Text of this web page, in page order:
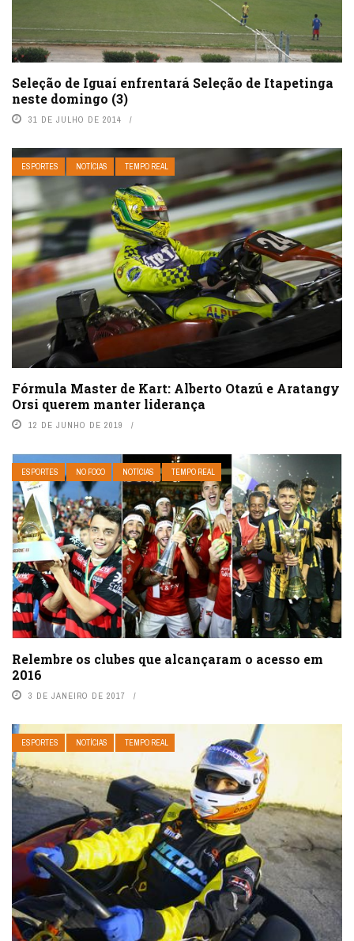
Seleção de Iguaí enfrentará Seleção de Itapetinga
neste domingo (3)
31 DE JULHO DE 2014
ESPORTES NOTÍCIAS TEMPO REAL
Fórmula Master de Kart: Alberto Otazú e Aratangy
Orsi querem manter liderança
12 DE JUNHO DE 2019
ESPORTES NO FOCO NOTÍCIAS TEMPO REAL
Relembre os clubes que alcançaram o acesso em
2016
3 DE JANEIRO DE 2017
ESPORTES NOTÍCIAS TEMPO REAL